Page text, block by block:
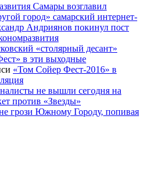
Самары возглавил
город» самарский интернет-
Андриянов покинул пост
«столярный десант»
в эти выходные
«Том Сойер Фест-2016» в
не вышли сегодня на
против «Звезды»
грози Южному Городу, попивая